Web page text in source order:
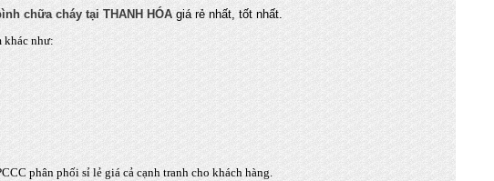
chữa cháy tại THANH HÓA giá rẻ nhất, tốt nhất.
khác như:
phân phối sỉ lẻ giá cả cạnh tranh cho khách hàng.